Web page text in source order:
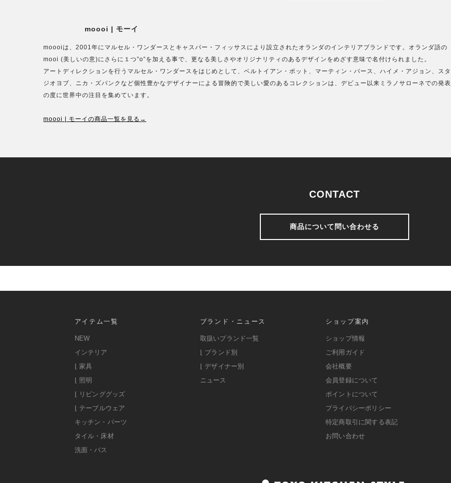
moooi | モーイ
moooiは、2001年にマルセル・ワンダースとキャスパー・フィッサスにより設立されたオランダのインテリアブランドです。オランダ語の
mooi (美しいの意)にさらに１つ”o”を加える事で、更なる美しさやオリジナリティのあるデザインをめざす意味で名付けられました。
アートディレクションを行うマルセル・ワンダースをはじめとして、ベルトイアン・ポット、マーティン・バース、ハイメ・アジョン、スタ
ジオヨブ、ニカ・ズパンクなど個性豊かなデザイナーによる冒険的で美しい愛のあるコレクションは、デビュー以来ミラノサローネでの発表
の度に世界中の注目を集めています。
moooi | モーイの商品一覧を見る→
CONTACT
商品について問い合わせる
アイテム一覧
NEW
インテリア
⌊ 家具
⌊ 照明
⌊ リビンググッズ
⌊ テーブルウェア
キッチン・パーツ
タイル・床材
洗面・バス
ブランド・ニュース
取扱いブランド一覧
⌊ ブランド別
⌊ デザイナー別
ニュース
ショップ案内
ショップ情報
ご利用ガイド
会社概要
会員登録について
ポイントについて
プライバシーポリシー
特定商取引に関する表記
お問い合わせ